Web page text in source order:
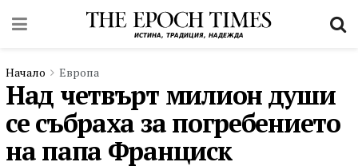
Начало Европа
Над четвърт милион души
се събраха за погребението
на папа Франциск